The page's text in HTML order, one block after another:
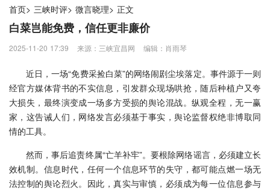
首页> 三峡时评> 微言晓理> 正文
白菜岂能免费，信任更非廉价
2025-11-20 17:39 来源：三峡宜昌网 编辑：肖雨琴
近日，一场“免费采捡白菜”的网络闹剧尘埃落定。事件源于一则
经官方媒体背书的不实信息，引发群众现场哄抢，随后种植户又夸
大损失，最终演变成一场多方受损的舆论混战。纵观全程，无一赢
家，这告诫人们， 网络发言必须基于事实，舆论监督权绝非博取同
情的工具。
然而，事后追责终属“亡羊补牢”。要根除网络谣言，必须建立长
效机制。信息时代，任何一个信息环节的失守，都可能点燃一场无
法控制的舆论烈火。因此，真实与审慎，必须成为每一位信息参与